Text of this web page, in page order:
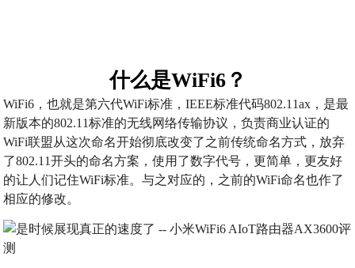
什么是WiFi6？
WiFi6，也就是第六代WiFi标准，IEEE标准代码802.11ax，是最
新版本的802.11标准的无线网络传输协议，负责商业认证的
WiFi联盟从这次命名开始彻底改变了之前传统命名方式，放弃
了802.11开头的命名方案，使用了数字代号，更简单，更友好
的让人们记住WiFi标准。与之对应的，之前的WiFi命名也作了
相应的修改。